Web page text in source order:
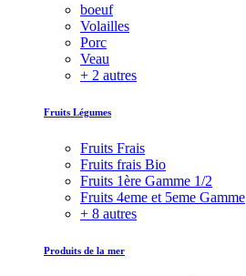
boeuf
Volailles
Porc
Veau
+ 2 autres
Fruits Légumes
Fruits Frais
Fruits frais Bio
Fruits 1ère Gamme 1/2
Fruits 4eme et 5eme Gamme
+ 8 autres
Produits de la mer